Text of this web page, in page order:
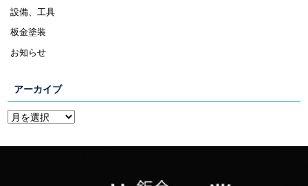
設備、工具
板金塗装
お知らせ
アーカイブ